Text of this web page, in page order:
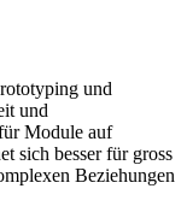
und
und
Module auf
sich besser für gross
Beziehungen